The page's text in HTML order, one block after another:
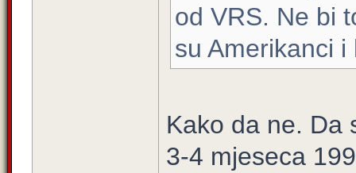
od VRS. Ne bi
su Amerikanci
Kako da ne. Da
3-4 mjeseca